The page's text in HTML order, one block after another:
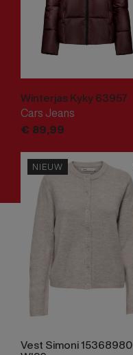
Winterjas Kyky 63957
Cars Jeans
€ 89,99
NIEUW
Vest Simoni 15368980